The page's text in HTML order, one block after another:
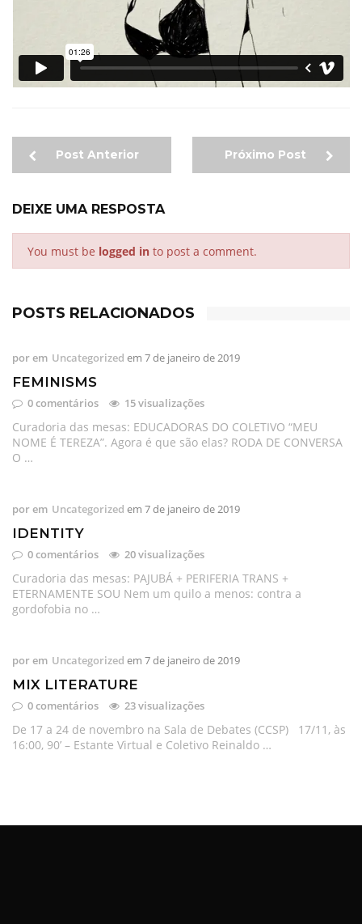
Post Anterior Próximo Post
DEIXE UMA RESPOSTA
You must be logged into post a comment.
POSTS RELACIONADOS
porem Uncategorized em 7 de janeiro de 2019
FEMINISMS
0 comentários 15 visualizações
Curadoria das mesas: EDUCADORAS DO COLETIVO “MEU
NOME É TEREZA”. Agora é que são elas? RODA DE CONVERSA
O …
porem Uncategorized em 7 de janeiro de 2019
IDENTITY
0 comentários 20 visualizações
Curadoria das mesas: PAJUBÁ + PERIFERIA TRANS +
ETERNAMENTE SOU Nem um quilo a menos: contra a
gordofobia no …
porem Uncategorized em 7 de janeiro de 2019
MIX LITERATURE
0 comentários 23 visualizações
De 17 a 24 de novembro na Sala de Debates (CCSP) 17/11, às
16:00, 90’ – Estante Virtual e Coletivo Reinaldo …